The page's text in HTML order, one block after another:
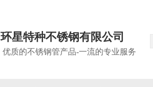
环星特种不锈钢有限公司
优质的不锈钢管产品-一流的专业服务